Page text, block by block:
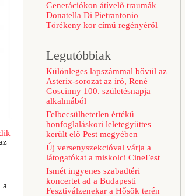
a
Generációkon átívelő traumák –
Donatella Di Pietrantonio
Törékeny kor című regényéről
Legutóbbiak
Különleges lapszámmal bővül az
Asterix-sorozat az író, René
Goscinny 100. születésnapja
alkalmából
Felbecsülhetetlen értékű
honfoglaláskori leletegyüttes
került elő Pest megyében
Új versenyszekcióval várja a
látogatókat a miskolci CineFest
Ismét ingyenes szabadtéri
koncertet ad a Budapesti
Fesztiválzenekar a Hősök terén